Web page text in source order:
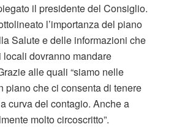
il presidente del Consiglio.
l’importanza del piano
Salute e delle informazioni che
locali dovranno mandare
alle quali “siamo nelle
piano che ci consenta di tenere
curva del contagio. Anche a
molto circoscritto”.